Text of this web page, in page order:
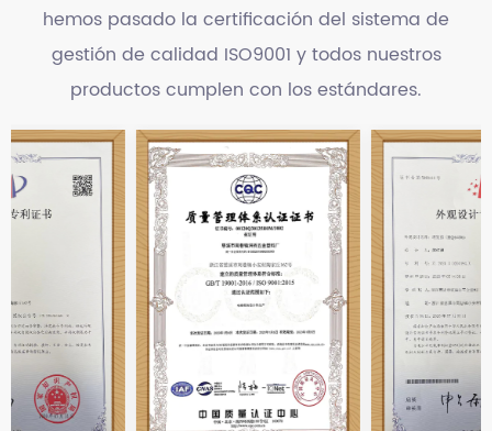
hemos pasado la certificación del sistema de
gestión de calidad ISO9001 y todos nuestros
productos cumplen con los estándares.